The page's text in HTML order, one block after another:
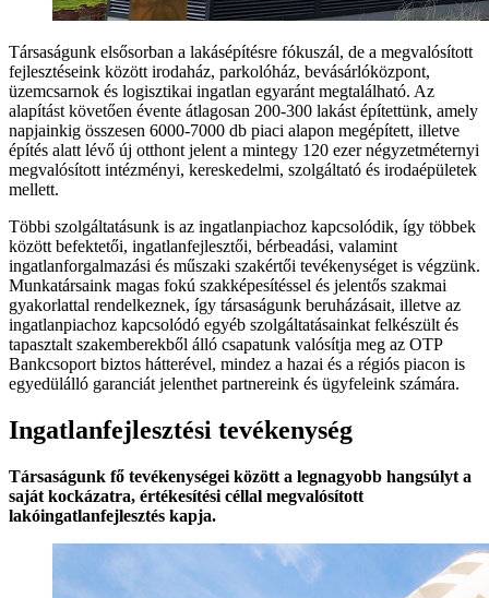
Társaságunk elsősorban a lakásépítésre fókuszál, de a megvalósított
fejlesztéseink között irodaház, parkolóház, bevásárlóközpont,
üzemcsarnok és logisztikai ingatlan egyaránt megtalálható. Az
alapítást követően évente átlagosan 200-300 lakást építettünk, amely
napjainkig összesen 6000-7000 db piaci alapon megépített, illetve
építés alatt lévő új otthont jelent a mintegy 120 ezer négyzetméternyi
megvalósított intézményi, kereskedelmi, szolgáltató és irodaépületek
mellett.
Többi szolgáltatásunk is az ingatlanpiachoz kapcsolódik, így többek
között befektetői, ingatlanfejlesztői, bérbeadási, valamint
ingatlanforgalmazási és műszaki szakértői tevékenységet is végzünk.
Munkatársaink magas fokú szakképesítéssel és jelentős szakmai
gyakorlattal rendelkeznek, így társaságunk beruházásait, illetve az
ingatlanpiachoz kapcsolódó egyéb szolgáltatásainkat felkészült és
tapasztalt szakemberekből álló csapatunk valósítja meg az OTP
Bankcsoport biztos hátterével, mindez a hazai és a régiós piacon is
egyedülálló garanciát jelenthet partnereink és ügyfeleink számára.
Ingatlanfejlesztési tevékenység
Társaságunk fő tevékenységei között a legnagyobb hangsúlyt a
saját kockázatra, értékesítési céllal megvalósított
lakóingatlanfejlesztés kapja.